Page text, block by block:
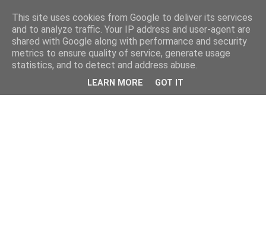
This site uses cookies from Google to deliver its services
and to analyze traffic. Your IP address and user-agent are
shared with Google along with performance and security
metrics to ensure quality of service, generate usage
statistics, and to detect and address abuse.
LEARN MORE GOT IT